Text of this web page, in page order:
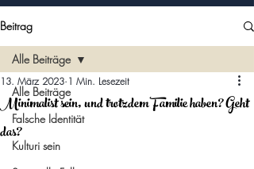
Beitrag
Alle Beiträge
Falsche Identität
Kulturi sein
Alle Beiträge
Minimalist sein, und trotzdem Familie haben? Geht
das?
13. März 2023 1 Min. Lesezeit